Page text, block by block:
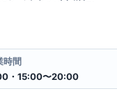
時間
・15:00〜20:00